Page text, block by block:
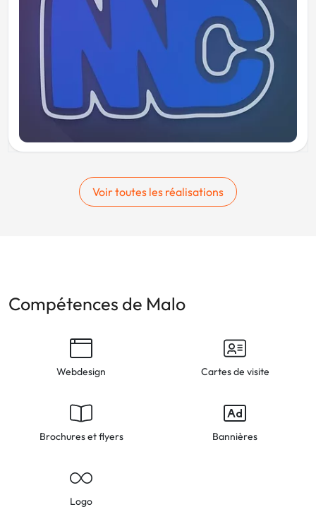
Voir toutes les réalisations
Compétences de Malo
Webdesign Cartes de visite
Brochures et flyers Bannières
Logo